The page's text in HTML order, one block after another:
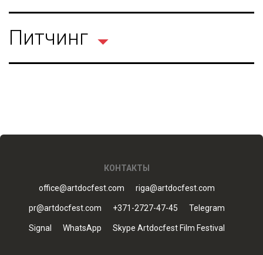
Питчинг
КОНТАКТЫ
office@artdocfest.com riga@artdocfest.com
pr@artdocfest.com +371-2727-47-45 Telegram
Signal WhatsApp Skype Artdocfest Film Festival